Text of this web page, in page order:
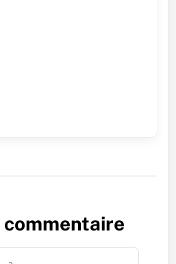
commentaire